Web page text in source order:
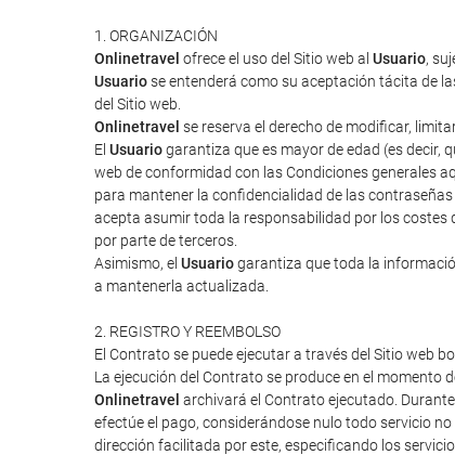
1. ORGANIZACIÓN
Onlinetravel ofrece el uso del Sitio web al Usuario,
Usuariose entenderá como su aceptación tácita de
del Sitio web.
Onlinetravel se reserva el derecho de modificar,
El Usuariogarantiza que es mayor de edad (es decir,
web de conformidad con las Condiciones generales
para mantener la confidencialidad de las contraseñas
acepta asumir toda la responsabilidad por los costes
por parte de terceros.
Asimismo, el Usuariogarantiza que toda la
a mantenerla actualizada.
2. REGISTRO Y REEMBOLSO
El Contrato se puede ejecutar a través del Sitio web
La ejecución del Contrato se produce en el momento
Onlinetravel archivará el Contrato ejecutado. Durante
efectúe el pago, considerándose nulo todo servicio
dirección facilitada por este, especificando los